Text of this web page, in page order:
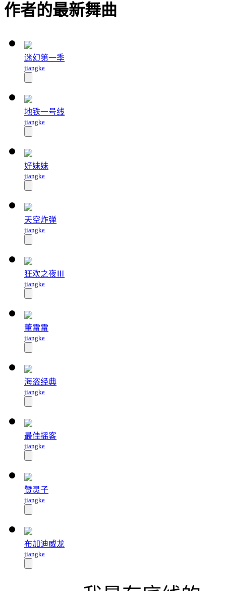
作者的最新舞曲
迷幻第一季
jiangke
地铁一号线
jiangke
好妹妹
jiangke
天空炸弹
jiangke
狂欢之夜Ⅲ
jiangke
董雷雷
jiangke
海盗经典
jiangke
最佳摇客
jiangke
赞灵子
jiangke
布加迪威龙
jiangke